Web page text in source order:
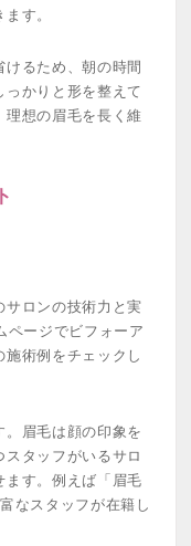
す。
るため、朝の時間
かりと形を整えて
理想の眉毛を長く維
サロンの技術力と実
ページでビフォーア
術例をチェックし
眉毛は顔の印象を
タッフがいるサロ
ます。例えば「眉毛
なスタッフが在籍し